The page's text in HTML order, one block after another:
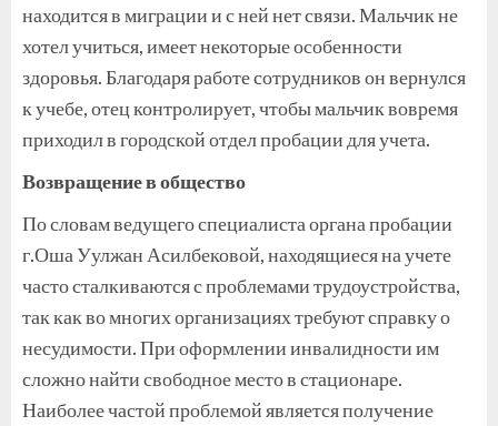
находится в миграции и с ней нет связи. Мальчик не
хотел учиться, имеет некоторые особенности
здоровья. Благодаря работе сотрудников он вернулся
к учебе, отец контролирует, чтобы мальчик вовремя
приходил в городской отдел пробации для учета.
Возвращение в общество
По словам ведущего специалиста органа пробации
г.Оша Уулжан Асилбековой, находящиеся на учете
часто сталкиваются с проблемами трудоустройства,
так как во многих организациях требуют справку о
несудимости. При оформлении инвалидности им
сложно найти свободное место в стационаре.
Наиболее частой проблемой является получение